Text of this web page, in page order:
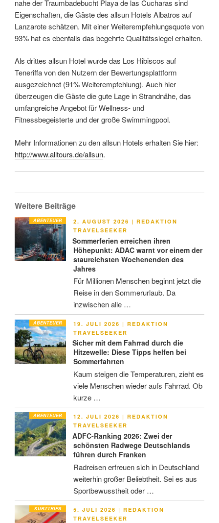
nahe der Traumbadebucht Playa de las Cucharas sind
Eigenschaften, die Gäste des allsun Hotels Albatros auf
Lanzarote schätzen. Mit einer Weiterempfehlungsquote von
93% hat es ebenfalls das begehrte Qualitätssiegel erhalten.
Als drittes allsun Hotel wurde das Los Hibiscos auf
Teneriffa von den Nutzern der Bewertungsplattform
ausgezeichnet (91% Weiterempfehlung). Auch hier
überzeugen die Gäste die gute Lage in Strandnähe, das
umfangreiche Angebot für Wellness- und
Fitnessbegeisterte und der große Swimmingpool.
Mehr Informationen zu den allsun Hotels erhalten Sie hier:
http://www.alltours.de/allsun.
Weitere Beiträge
ABENTEUER
VERÖFFENTLICHT
AM
2. AUGUST 2026 | REDAKTION
TRAVELSEEKER
Sommerferien erreichen ihren
Höhepunkt: ADAC warnt vor einem der
staureichsten Wochenenden des
Jahres
Für Millionen Menschen beginnt jetzt die
Reise in den Sommerurlaub. Da
inzwischen alle …
ABENTEUER
VERÖFFENTLICHT
AM
19. JULI 2026 | REDAKTION
TRAVELSEEKER
Sicher mit dem Fahrrad durch die
Hitzewelle: Diese Tipps helfen bei
Sommerfahrten
Kaum steigen die Temperaturen, zieht es
viele Menschen wieder aufs Fahrrad. Ob
kurze …
ABENTEUER
VERÖFFENTLICHT
AM
12. JULI 2026 | REDAKTION
TRAVELSEEKER
ADFC-Ranking 2026: Zwei der
schönsten Radwege Deutschlands
führen durch Franken
Radreisen erfreuen sich in Deutschland
weiterhin großer Beliebtheit. Sei es aus
Sportbewusstheit oder …
KURZTRIPS
VERÖFFENTLICHT
AM
5. JULI 2026 | REDAKTION
TRAVELSEEKER